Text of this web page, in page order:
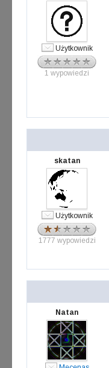
Użytkownik
1 wypowiedzi
skatan
Użytkownik
1777 wypowiedzi
Natan